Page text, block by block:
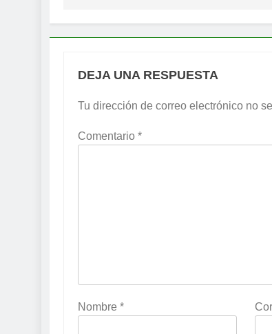
DEJA UNA RESPUESTA
Tu dirección de correo electrónico no
Comentario *
Nombre *